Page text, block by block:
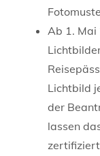
Ab 1.
Lichtbild
der
lassen